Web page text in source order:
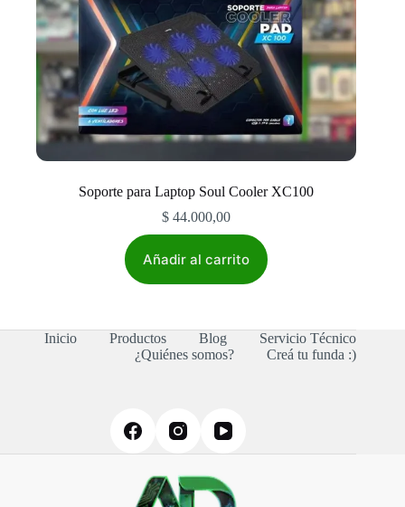
Soporte para Laptop Soul Cooler XC100
$ 44.000,00
Añadir al carrito
Inicio Productos Blog
Servicio Técnico
¿Quiénes somos?
Creá tu funda :)